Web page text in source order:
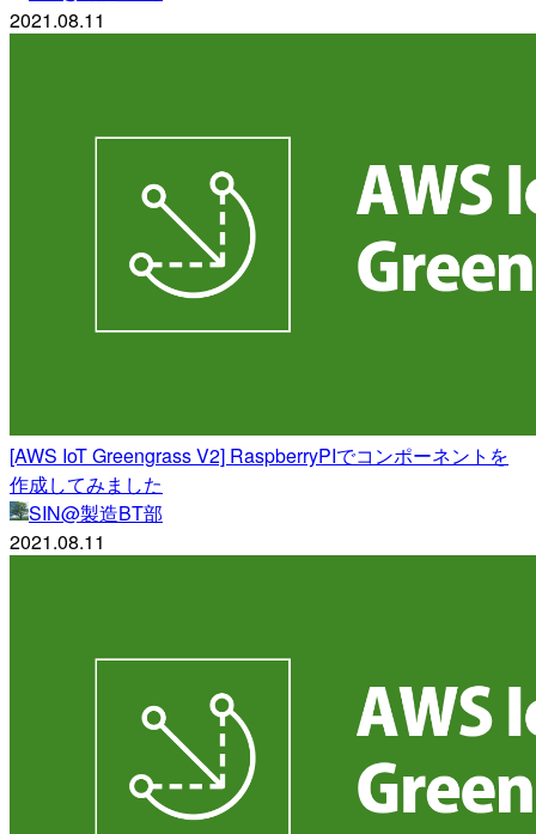
2021.08.11
[AWS IoT Greengrass V2] RaspberryPIでコンポーネントを
作成してみました
SIN@製造BT部
2021.08.11